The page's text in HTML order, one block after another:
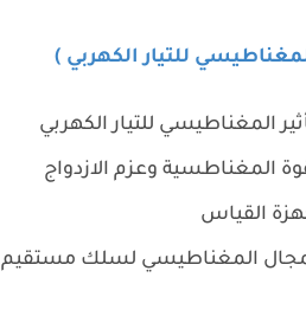
للتيار الكهربي )
المغناطيسي للتيار الكهربي
المغناطسية وعزم الازدواج
القياس
المغناطيسي لسلك مستقيم